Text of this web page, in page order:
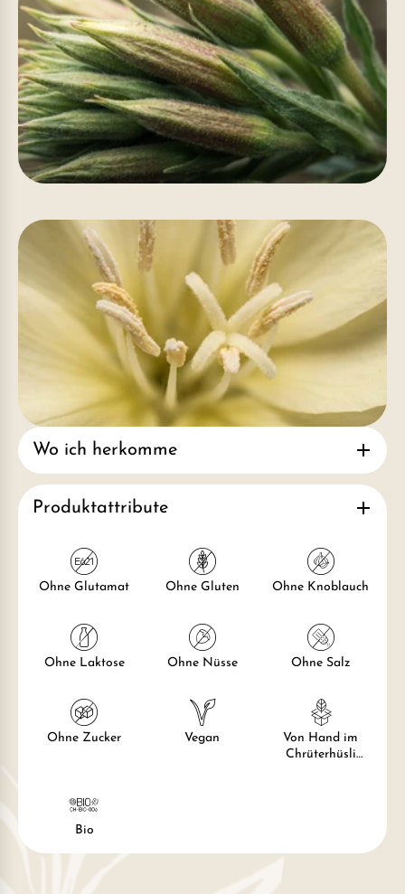
Wo ich herkomme
Produktattribute
Ohne Glutamat Ohne Gluten Ohne Knoblauch
Ohne Laktose Ohne Nüsse Ohne Salz
Ohne Zucker Vegan
Von Hand im
Chrüterhüsli
Bio